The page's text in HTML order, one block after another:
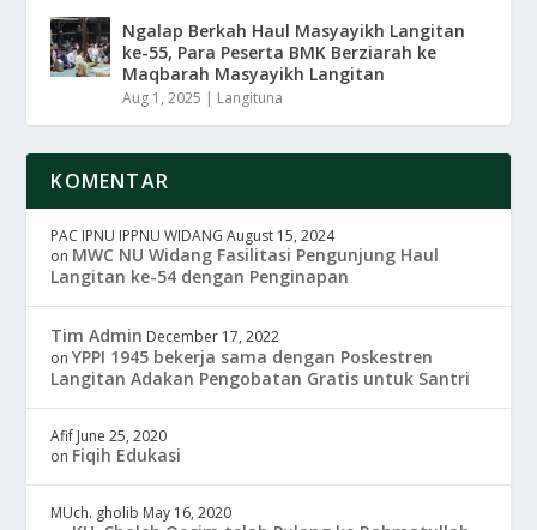
Ngalap Berkah Haul Masyayikh Langitan
ke-55, Para Peserta BMK Berziarah ke
Maqbarah Masyayikh Langitan
Aug 1, 2025 | Langituna
KOMENTAR
PAC IPNU IPPNU WIDANG August 15, 2024
on MWC NU Widang Fasilitasi Pengunjung Haul
Langitan ke-54 dengan Penginapan
Tim Admin December 17, 2022
onYPPI 1945 bekerja sama dengan Poskestren
Langitan Adakan Pengobatan Gratis untuk Santri
Afif June 25, 2020
on Fiqih Edukasi
MUch. gholib May 16, 2020